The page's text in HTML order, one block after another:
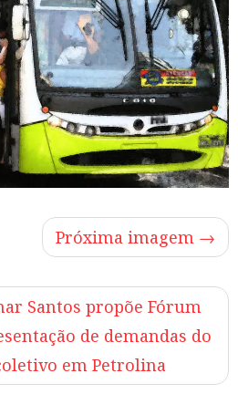
Próxima imagem →
Santos propõe Fórum
de demandas do
em Petrolina